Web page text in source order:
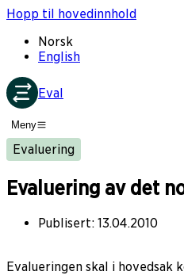
Hopp til hovedinnhold
Norsk
English
Eval
Meny
Evaluering
Evaluering av det
Publisert: 13.04.2010
Evalueringen skal i hovedsak